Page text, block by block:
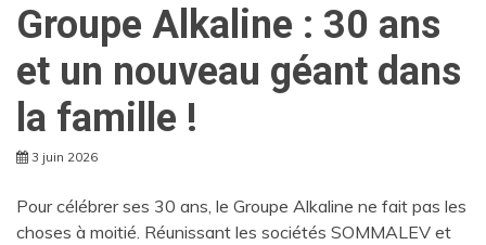
Groupe Alkaline : 30 ans
et un nouveau géant dans
la famille !
3 juin 2026
Pour célébrer ses 30 ans, le Groupe Alkaline ne fait pas les
choses à moitié. Réunissant les sociétés SOMMALEV et